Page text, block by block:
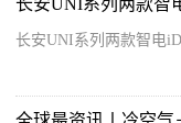
长安UNI系列两款智电